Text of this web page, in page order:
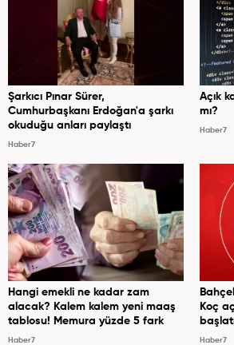
Şarkıcı Pınar Sürer,
Cumhurbaşkanı Erdoğan'a şarkı
okuduğu anları paylaştı
Haber7
Açık
mı?
Haber7
Hangi emekli ne kadar zam
alacak? Kalem kalem yeni maaş
tablosu! Memura yüzde 5 fark
Haber7
Koç
Haber7